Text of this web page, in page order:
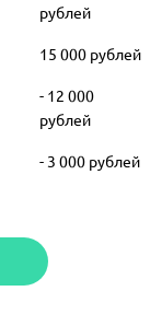
рублей
15 000 рублей
- 12 000
рублей
- 3 000 рублей